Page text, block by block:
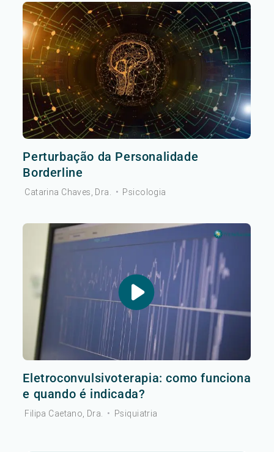
Perturbação da Personalidade
Borderline
Catarina Chaves, Dra. • Psicologia
Eletroconvulsivoterapia: como funciona
e quando é indicada?
Filipa Caetano, Dra. • Psiquiatria